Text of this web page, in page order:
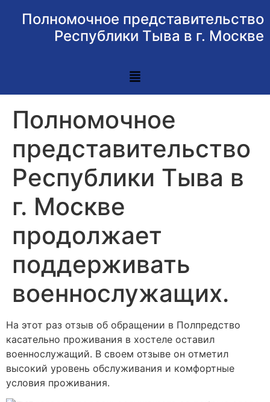
Полномочное представительство
Республики Тыва в г. Москве
Полномочное
представительство
Республики Тыва в
г. Москве
продолжает
поддерживать
военнослужащих.
На этот раз отзыв об обращении в Полпредство
касательно проживания в хостеле оставил
военнослужащий. В своем отзыве он отметил
высокий уровень обслуживания и комфортные
условия проживания.